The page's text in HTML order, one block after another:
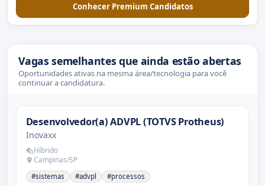
Conhecer Premium Candidatos
Vagas semelhantes que ainda estão abertas
Oportunidades ativas na mesma área/tecnologia para você
continuar a candidatura.
Desenvolvedor(a) ADVPL (TOTVS Protheus)
Inovaxx
Híbrido
Campinas/SP
#sistemas #advpl #processos